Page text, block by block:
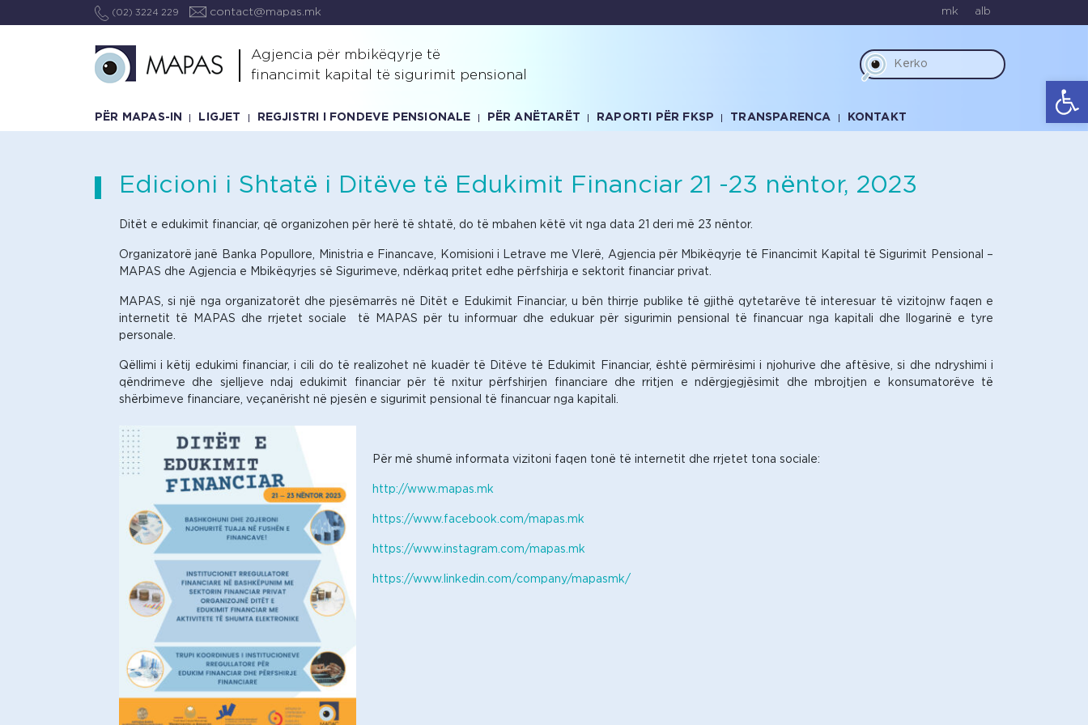
(02) 3224 229 contact@mapas.mk mk alb
Agjencia për mbikëqyrje të
financimit kapital të sigurimit pensional
PËR MAPAS-IN LIGJET REGJISTRI I FONDEVE PENSIONALE PËR ANËTARËT RAPORTI PËR FKSP TRANSPARENCA KONTAKT
Edicioni i Shtatë i Ditëve të Edukimit Financiar 21 -23 nëntor, 2023
Ditët e edukimit financiar, që organizohen për herë të shtatë, do të mbahen këtë vit nga data 21 deri më 23 nëntor.
Organizatorë janë Banka Popullore, Ministria e Financave, Komisioni i Letrave me Vlerë, Agjencia për Mbikëqyrje të Financimit Kapital të Sigurimit Pensional –
MAPAS dhe Agjencia e Mbikëqyrjes së Sigurimeve, ndërkaq pritet edhe përfshirja e sektorit financiar privat.
MAPAS, si një nga organizatorët dhe pjesëmarrës në Ditët e Edukimit Financiar, u bën thirrje publike të gjithë qytetarëve të interesuar të vizitojnw faqen e
internetit të MAPAS dhe rrjetet sociale të MAPAS për tu informuar dhe edukuar për sigurimin pensional të financuar nga kapitali dhe llogarinë e tyre
personale.
Qëllimi i këtij edukimi financiar, i cili do të realizohet në kuadër të Ditëve të Edukimit Financiar, është përmirësimi i njohurive dhe aftësive, si dhe ndryshimi i
qëndrimeve dhe sjelljeve ndaj edukimit financiar për të nxitur përfshirjen financiare dhe rritjen e ndërgjegjësimit dhe mbrojtjen e konsumatorëve të
shërbimeve financiare, veçanërisht në pjesën e sigurimit pensional të financuar nga kapitali.
Për më shumë informata vizitoni faqen tonë të internetit dhe rrjetet tona sociale:
http://www.mapas.mk
https://www.facebook.com/mapas.mk
https://www.instagram.com/mapas.mk
https://www.linkedin.com/company/mapasmk/